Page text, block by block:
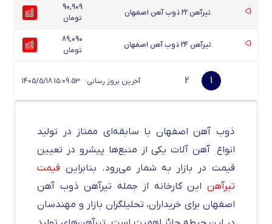
تیرآهن 22 ذوب آهن اصفهان
90,909
تومان
تیرآهن 24 ذوب آهن اصفهان
89,090
تومان
1
2 آخرین بروز رسانی: 1405/5/18 15:09:53
ذوب آهن اصفهان با سابقه‌ای ممتاز در تولید
انواع آهن آلات یکی از منبع‌ها پیشرو در تعیین
قیمت در بازار به شمار می‌رود. بنابراین قیمت
تیرآهن این کارخانه از جمله تیرآهن ذوب آهن
اصفهان برای خریداران، تحلیلگران بازار و مهندسان